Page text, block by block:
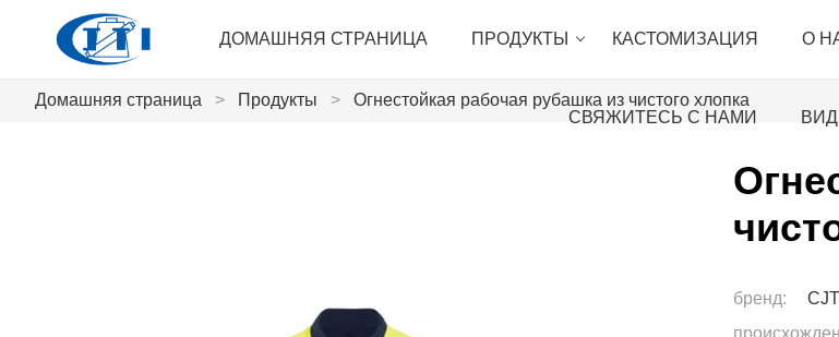
ДОМАШНЯЯ СТРАНИЦА ПРОДУКТЫ КАСТОМИЗАЦИЯ О
СВЯЖИТЕСЬ С НАМИ
Домашняя страница > Продукты > Огнестойкая рабочая рубашка из чистого хлопка
бренд:
CJTI